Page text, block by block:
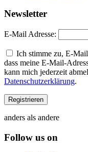
Newsletter
E-Mail Adresse:
Ich stimme zu, E-
dass meine E-Mail-
kann mich jederzeit
Datenschutzerklärung.
anders als andere
Follow us on